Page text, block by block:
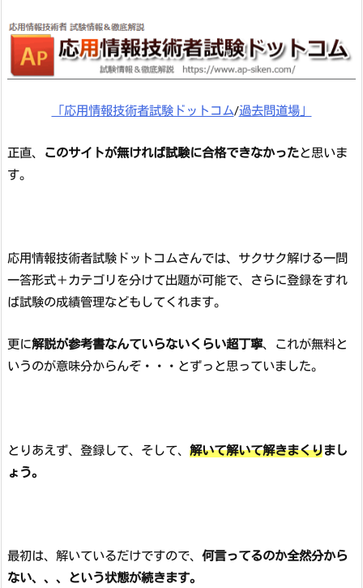
「応用情報技術者試験ドットコム/過去問道場」
正直、 このサイトが無ければ試験に合格できなかったと思いま
す。
応用情報技術者試験ドットコムさんでは、サクサク解ける一問
一答形式＋カテゴリを分けて出題が可能で、さらに登録をすれ
ば試験の成績管理などもしてくれます。
更に解説が参考書なんていらないくらい超丁寧、これが無料と
いうのが意味分からんぞ・・・とずっと思っていました。
とりあえず、登録して、そして、 解いて解いて解きまくりまし
ょう。
最初は、解いているだけですので、 何言ってるのか全然分から
ない、、、という状態が続きます。